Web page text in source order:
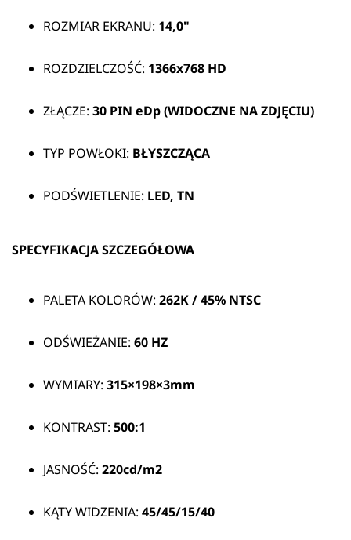
ROZMIAR EKRANU: 14,0"
ROZDZIELCZOŚĆ: 1366x768 HD
ZŁĄCZE: 30 PIN eDp (WIDOCZNE NA ZDJĘCIU)
TYP POWŁOKI: BŁYSZCZĄCA
PODŚWIETLENIE: LED, TN
SPECYFIKACJA SZCZEGÓŁOWA
PALETA KOLORÓW: 262K / 45% NTSC
ODŚWIEŻANIE: 60 HZ
WYMIARY: 315×198×3mm
KONTRAST: 500:1
JASNOŚĆ: 220cd/m2
KĄTY WIDZENIA: 45/45/15/40